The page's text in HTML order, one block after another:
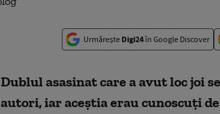
Urmărește Digi24în Google Discover
Dublul asasinat care a avut loc joi
autori, iar aceștia erau cunoscuți